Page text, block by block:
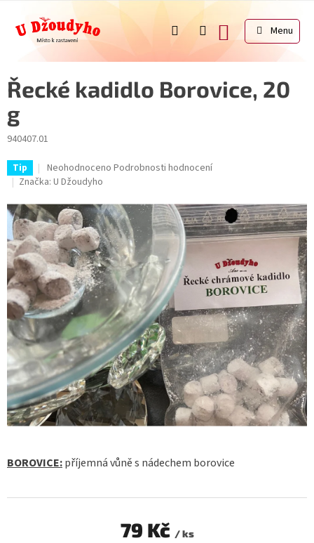
obsah
NÁKUPNÍ
KOŠÍK
Řecké kadidlo Borovice, 20
g
940407.01
Tip
Průměrné
hodnocení
je
0,0
z
5
hvězdiček.
Neohodnoceno Podrobnosti hodnocení
Značka: U Džoudyho
BOROVICE:příjemná vůně s nádechem borovice
79 Kč / ks